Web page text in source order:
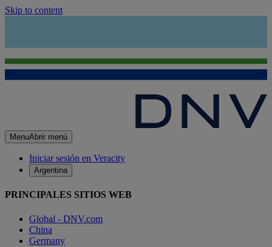
Skip to content
MenuAbrir menú
Iniciar sesión en Veracity
Argentina
PRINCIPALES SITIOS WEB
Global - DNV.com
China
Germany